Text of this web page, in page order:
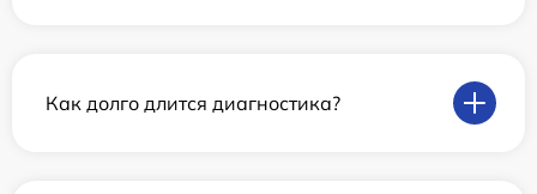
Как долго длится диагностика?